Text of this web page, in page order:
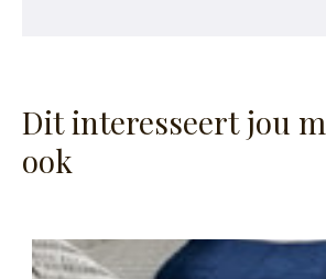
Dit interesseert jou
ook